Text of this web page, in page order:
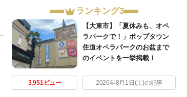
ランキング3
【大東市】「夏休みも、オペ
ラパークで！」ポップタウン
住道オペラパークのお盆まで
のイベントを一挙掲載！
3,951ビュー 2026年8月1日(土)の記事